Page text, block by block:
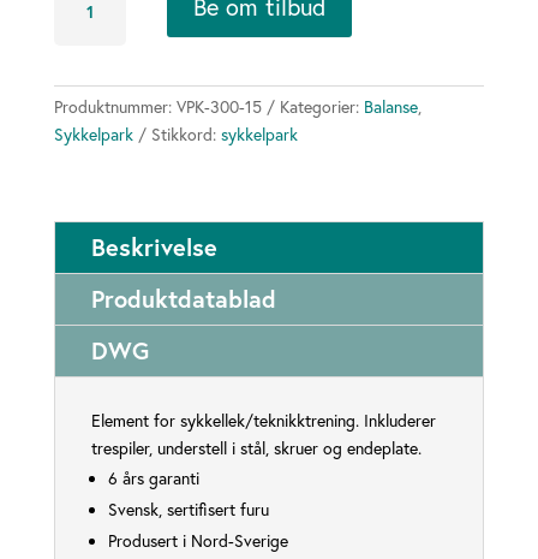
section
Be om tilbud
Produktnummer: VPK-300-15 Kategorier: Balanse,
Sykkelpark
Stikkord: sykkelpark
Beskrivelse
Produktdatablad
DWG
Element for sykkellek/teknikktrening. Inkluderer
trespiler, understell i stål, skruer og endeplate.
6 års garanti
Svensk, sertifisert furu
Produsert i Nord-Sverige